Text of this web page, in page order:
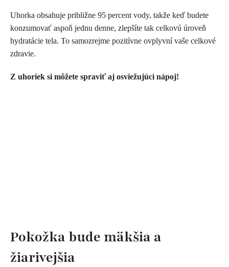
Uhorka obsahuje približne 95 percent vody, takže keď budete
konzumovať aspoň jednu denne, zlepšíte tak celkovú úroveň
hydratácie tela. To samozrejme pozitívne ovplyvní vaše celkové
zdravie.
Z uhoriek si môžete spraviť aj osviežujúci nápoj!
Pokožka bude mäkšia a
žiarivejšia